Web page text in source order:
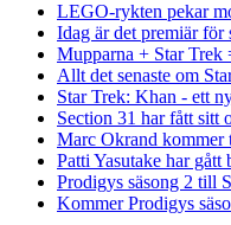
LEGO-rykten pekar
Idag är det premiär för
Mupparna + Star Trek
Allt det senaste om
Star Trek: Khan - ett
Section 31 har fått sitt
Marc Okrand
Patti Yasutake har gått
Prodigys säsong 2 till
Kommer Prodigys